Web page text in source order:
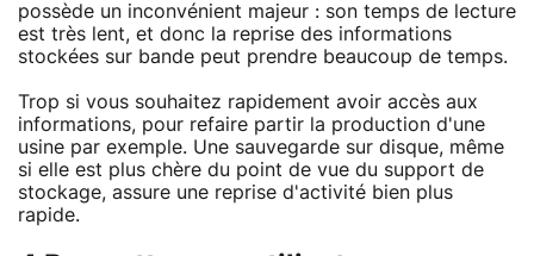
possède un inconvénient majeur : son temps de lecture
est très lent, et donc la reprise des informations
stockées sur bande peut prendre beaucoup de temps.
Trop si vous souhaitez rapidement avoir accès aux
informations, pour refaire partir la production d'une
usine par exemple. Une sauvegarde sur disque, même
si elle est plus chère du point de vue du support de
stockage, assure une reprise d'activité bien plus
rapide.